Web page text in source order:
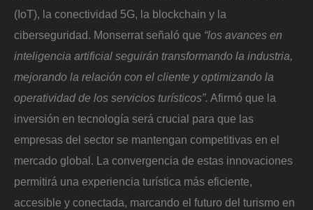
(IoT), la conectividad 5G, la blockchain y la
ciberseguridad. Monserrat señaló que “los avances en
inteligencia artificial seguirán transformando la industria,
mejorando la relación con el cliente y optimizando la
operatividad de los servicios turísticos”. Afirmó que la
inversión en tecnología será crucial para que las
empresas del sector se mantengan competitivas en el
mercado global. La convergencia de estas innovaciones
permitirá una experiencia turística más eficiente,
accesible y conectada, marcando el futuro del turismo en